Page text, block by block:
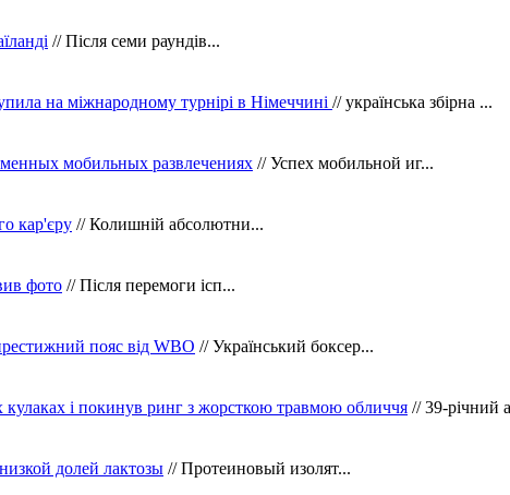
// Після семи раундів...
на міжнародному турнірі в Німеччині // українська збірна ...
мобильных развлечениях // Успех мобильной иг...
кар'єру // Колишній абсолютни...
фото // Після перемоги ісп...
пояс від WBO // Український боксер...
кулаках і покинув ринг з жорсткою травмою обличчя // 39-річний
долей лактозы // Протеиновый изолят...